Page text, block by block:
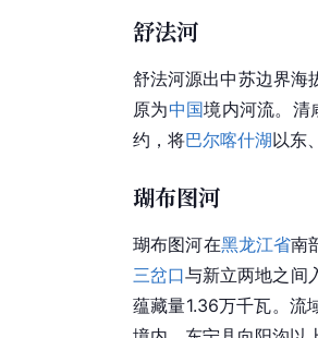
舒法河
舒法河源出中苏边界海
原为中国境内河流。清
约，将巴尔喀什湖以东
瑚布图河
瑚布图河在黑龙江省南
三岔口与新立两地之间
蕴藏量1.36万千瓦。流